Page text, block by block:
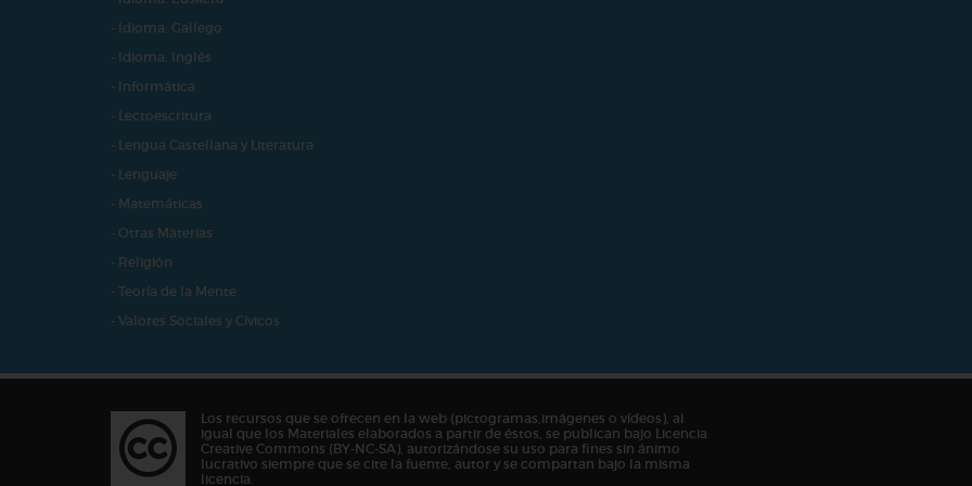
- Idioma: Gallego
- Idioma: Inglés
- Informática
- Lectoescritura
- Lengua Castellana y Literatura
- Lenguaje
- Matemáticas
- Otras Materias
- Religión
- Teoría de la Mente
- Valores Sociales y Cívicos
Los recursos que se ofrecen en la web (pictogramas,imágenes o vídeos), al
igual que los Materiales elaborados a partir de éstos, se publican bajo Licencia
Creative Commons (BY-NC-SA), autorizándose su uso para fines sin ánimo
lucrativo siempre que se cite la fuente, autor y se compartan bajo la misma
licencia.